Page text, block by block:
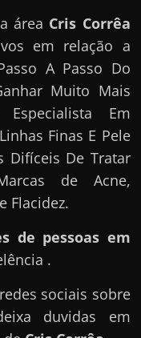
área Cris Corrêa
em relação a
A Passo Do
Muito Mais
Em
Finas E Pele
Difíceis De Tratar
de Acne,
Flacidez.
de pessoas em
.
sociais sobre
duvidas em